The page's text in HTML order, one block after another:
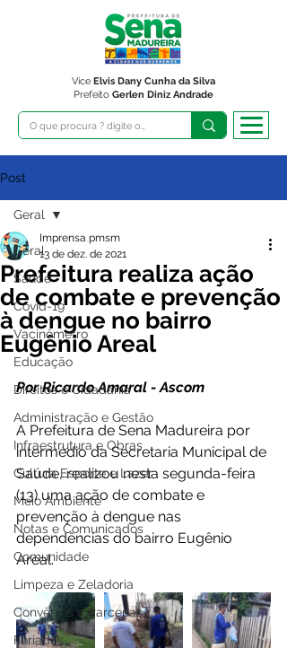
Prefeito Gerlen Diniz Andrade
Vice Elvis Dany Cunha da Silva
Post
Geral
Saúde
Covid-19
Vacinômetro
Educação
Direitos e Cidadania
Administração e Gestão
Infraestrutura e Obras
Cultura Esporte e Lazer
Meio Ambiente
Notas e Comunicados
Comunidade
Limpeza e Zeladoria
Convênios e Parcerias
Feriados
Geral
Prefeitura realiza ação
de combate e prevenção
à dengue no bairro
Eugênio Areal
Imprensa pmsm
13 de dez. de 2021
Por Ricardo Amaral - Ascom
A Prefeitura de Sena Madureira por
intermédio da Secretaria Municipal de
Saúde, realizou nesta segunda-feira
(13) uma ação de combate e
prevenção à dengue nas
dependências do bairro Eugênio
Areal.